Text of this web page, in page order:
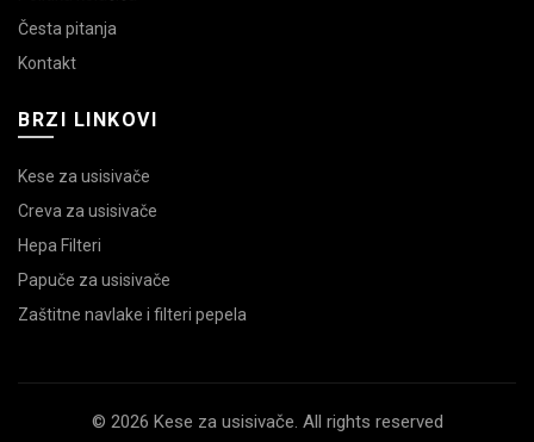
Česta pitanja
Kontakt
BRZI LINKOVI
Kese za usisivače
Creva za usisivače
Hepa Filteri
Papuče za usisivače
Zaštitne navlake i filteri pepela
© 2026 Kese za usisivače. All rights reserved